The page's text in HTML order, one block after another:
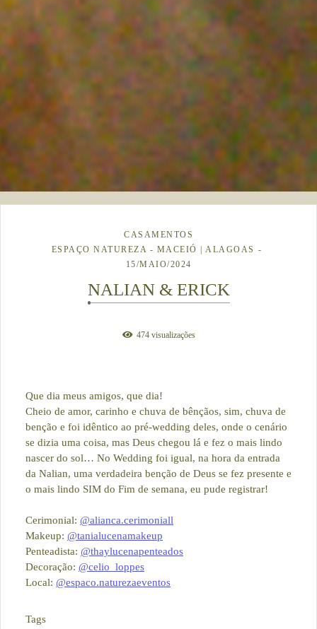
CASAMENTOS
ESPAÇO NATUREZA - MACEIÓ | ALAGOAS
15/MAIO/2024
NALIAN & ERICK
474visualizações
Que dia meus amigos, que dia!
Cheio de amor, carinho e chuva de bênçãos, sim, chuva de
benção e foi idêntico ao pré-wedding deles, onde o cenário
se dizia uma coisa, mas Deus chegou lá e fez o mais lindo
nascer do sol… No Wedding foi igual, na hora da entrada
da Nalian, uma verdadeira benção de Deus se fez presente e
o mais lindo SIM do Fim de semana, eu pude registrar!
Cerimonial: @alianca.cerimoniall
Makeup: @tanialucenamakeup
Penteadista: @thaylucenapenteados
Decoração: @celio_loppes
Local: @espaco.naturezaeventos
Tags